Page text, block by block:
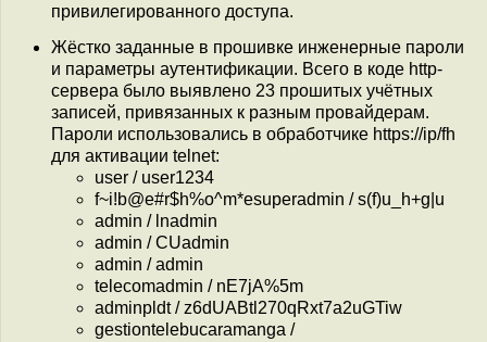
привилегированного доступа.
Жёстко заданные в прошивке инженерные пароли
и параметры аутентификации. Всего в коде http-
сервера было выявлено 23 прошитых учётных
записей, привязанных к разным провайдерам.
Пароли использовались в обработчике https://ip/fh
для активации telnet:
user / user1234
f~i!b@e#r$h%o^m*esuperadmin / s(f)u_h+g|u
admin / lnadmin
admin / CUadmin
admin / admin
telecomadmin / nE7jA%5m
adminpldt / z6dUABtl270qRxt7a2uGTiw
gestiontelebucaramanga /